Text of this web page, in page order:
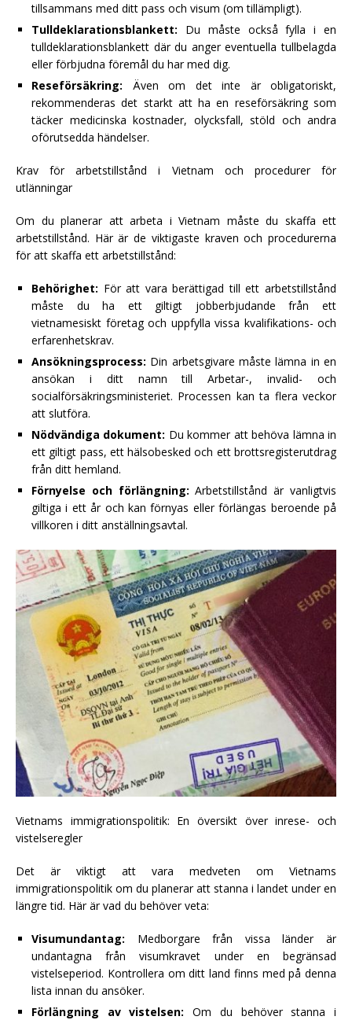
tillsammans med ditt pass och visum (om tillämpligt).
Tulldeklarationsblankett: Du måste också fylla i en
tulldeklarationsblankett där du anger eventuella tullbelagda
eller förbjudna föremål du har med dig.
Reseförsäkring: Även om det inte är obligatoriskt,
rekommenderas det starkt att ha en reseförsäkring som
täcker medicinska kostnader, olycksfall, stöld och andra
oförutsedda händelser.
Krav för arbetstillstånd i Vietnam och procedurer för
utlänningar
Om du planerar att arbeta i Vietnam måste du skaffa ett
arbetstillstånd. Här är de viktigaste kraven och procedurerna
för att skaffa ett arbetstillstånd:
Behörighet: För att vara berättigad till ett arbetstillstånd
måste du ha ett giltigt jobberbjudande från ett
vietnamesiskt företag och uppfylla vissa kvalifikations- och
erfarenhetskrav.
Ansökningsprocess: Din arbetsgivare måste lämna in en
ansökan i ditt namn till Arbetar-, invalid- och
socialförsäkringsministeriet. Processen kan ta flera veckor
att slutföra.
Nödvändiga dokument: Du kommer att behöva lämna in
ett giltigt pass, ett hälsobesked och ett brottsregisterutdrag
från ditt hemland.
Förnyelse och förlängning: Arbetstillstånd är vanligtvis
giltiga i ett år och kan förnyas eller förlängas beroende på
villkoren i ditt anställningsavtal.
Vietnams immigrationspolitik: En översikt över inrese- och
vistelseregler
Det är viktigt att vara medveten om Vietnams
immigrationspolitik om du planerar att stanna i landet under en
längre tid. Här är vad du behöver veta:
Visumundantag: Medborgare från vissa länder är
undantagna från visumkravet under en begränsad
vistelseperiod. Kontrollera om ditt land finns med på denna
lista innan du ansöker.
Förlängning av vistelsen: Om du behöver stanna i